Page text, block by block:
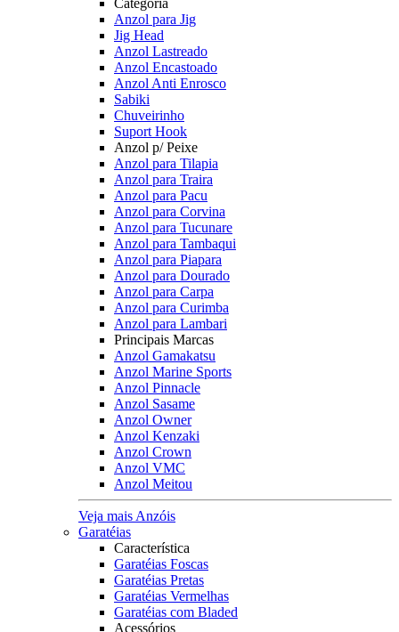
Categoria
Anzol para Jig
Jig Head
Anzol Lastreado
Anzol Encastoado
Anzol Anti Enrosco
Sabiki
Chuveirinho
Suport Hook
Anzol p/ Peixe
Anzol para Tilapia
Anzol para Traira
Anzol para Pacu
Anzol para Corvina
Anzol para Tucunare
Anzol para Tambaqui
Anzol para Piapara
Anzol para Dourado
Anzol para Carpa
Anzol para Curimba
Anzol para Lambari
Principais Marcas
Anzol Gamakatsu
Anzol Marine Sports
Anzol Pinnacle
Anzol Sasame
Anzol Owner
Anzol Kenzaki
Anzol Crown
Anzol VMC
Anzol Meitou
Veja mais Anzóis
Garatéias
Característica
Garatéias Foscas
Garatéias Pretas
Garatéias Vermelhas
Garatéias com Bladed
Acessórios